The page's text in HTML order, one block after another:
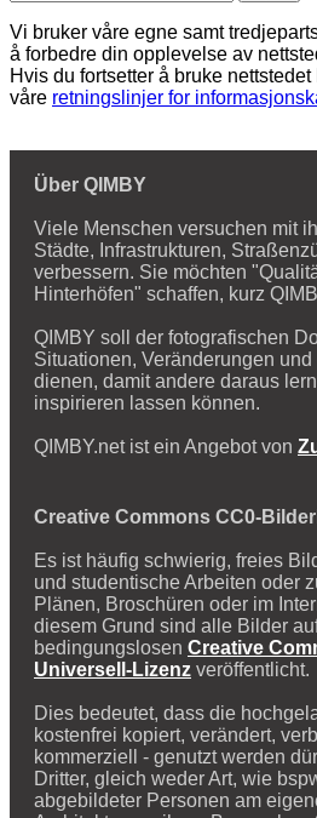
Vi bruker våre egne samt
å forbedre din opplevelse av
Hvis du fortsetter å bruke
våre retningslinjer for
Über QIMBY
Viele Menschen versuchen mit
Städte, Infrastrukturen,
verbessern. Sie möchten
Hinterhöfen" schaffen, kurz
QIMBY soll der fotografischen
Situationen, Veränderungen
dienen, damit andere daraus
inspirieren lassen können.
QIMBY.net ist ein Angebot von
Creative Commons CC0-
Es ist häufig schwierig, freies
und studentische Arbeiten oder
Plänen, Broschüren oder im
diesem Grund sind alle Bilder
bedingungslosen Creative
Universell-Lizenz veröffentlicht.
Dies bedeutet, dass die
kostenfrei kopiert, verändert,
kommerziell - genutzt werden
Dritter, gleich weder Art, wie
abgebildeter Personen am